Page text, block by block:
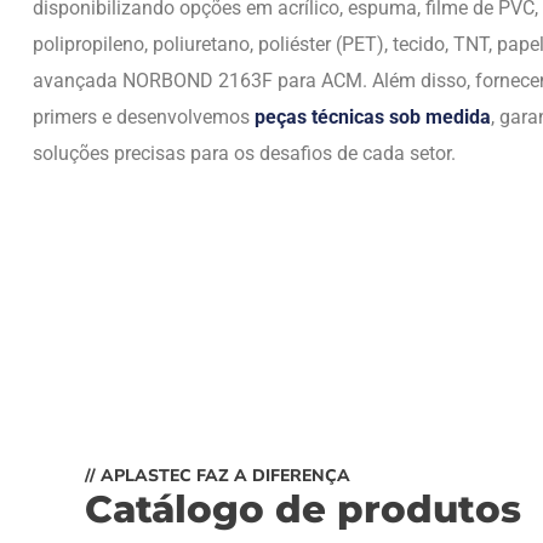
disponibilizando opções em acrílico, espuma, filme de PVC,
polipropileno, poliuretano, poliéster (PET), tecido, TNT,
avançada NORBOND 2163F para ACM. Além disso,
primers e desenvolvemos peças técnicas sob medida,
soluções precisas para os desafios de cada setor.
// APLASTEC FAZ A DIFERENÇA
Catálogo de produtos